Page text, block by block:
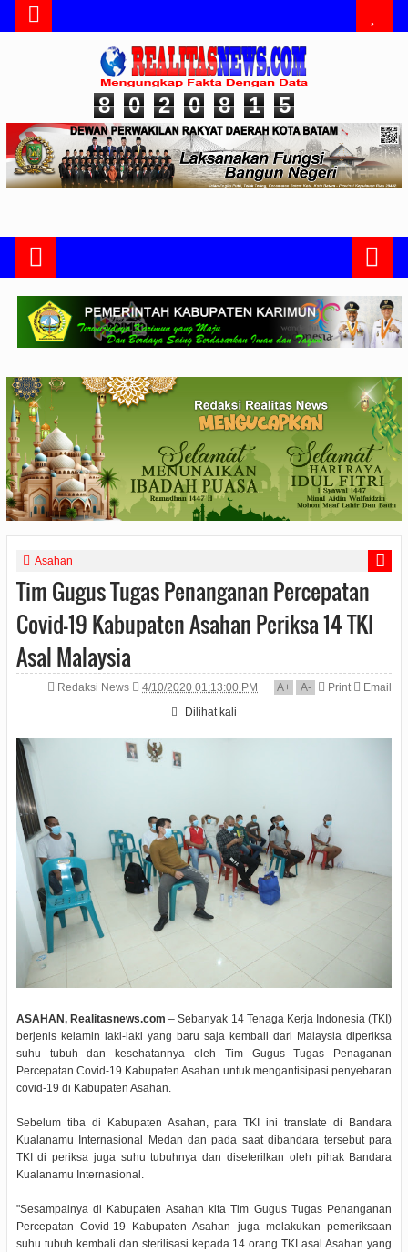
8 0 2 0 8 1 5
Asahan
Tim Gugus Tugas Penanganan Percepatan
Covid-19 Kabupaten Asahan Periksa 14 TKI
Asal Malaysia
Redaksi News 4/10/2020 01:13:00 PM A+ A- Print
Email
Dilihat kali
ASAHAN, Realitasnews.com – Sebanyak 14 Tenaga Kerja Indonesia (TKI)
berjenis kelamin laki-laki yang baru saja kembali dari Malaysia diperiksa
suhu tubuh dan kesehatannya oleh Tim Gugus Tugas Penaganan
Percepatan Covid-19 Kabupaten Asahan untuk mengantisipasi penyebaran
covid-19 di Kabupaten Asahan.
Sebelum tiba di Kabupaten Asahan, para TKI ini translate di Bandara
Kualanamu Internasional Medan dan pada saat dibandara tersebut para
TKI di periksa juga suhu tubuhnya dan diseterilkan oleh pihak Bandara
Kualanamu Internasional.
"Sesampainya di Kabupaten Asahan kita Tim Gugus Tugas Penanganan
Percepatan Covid-19 Kabupaten Asahan juga melakukan pemeriksaan
suhu tubuh kembali dan sterilisasi kepada 14 orang TKI asal Asahan yang